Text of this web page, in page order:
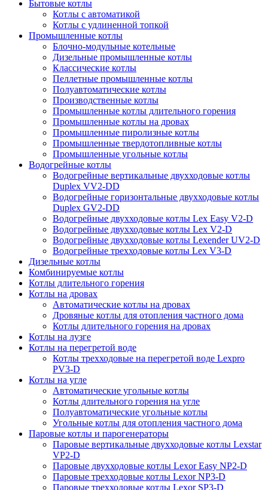
Бытовые котлы
Котлы с автоматикой
Котлы с удлиненной топкой
Промышленные котлы
Блочно-модульные котельные
Дизельные промышленные котлы
Классические котлы
Пеллетные промышленные котлы
Полуавтоматические котлы
Производственные котлы
Промышленные котлы длительного горения
Промышленные котлы на дровах
Промышленные пиролизные котлы
Промышленные твердотопливные котлы
Промышленные угольные котлы
Водогрейные котлы
Водогрейные вертикальные двухходовые котлы
Duplex VV2-DD
Водогрейные горизонтальные двухходовые котлы
Duplex GV2-DD
Водогрейные двухходовые котлы Lex Easy V2-D
Водогрейные двухходовые котлы Lex V2-D
Водогрейные двухходовые котлы Lexender UV2-D
Водогрейные трехходовые котлы Lex V3-D
Дизельные котлы
Комбинируемые котлы
Котлы длительного горения
Котлы на дровах
Автоматические котлы на дровах
Дровяные котлы для отопления частного дома
Котлы длительного горения на дровах
Котлы на лузге
Котлы на перегретой воде
Котлы трехходовые на перегретой воде Lexpro
PV3-D
Котлы на угле
Автоматические угольные котлы
Котлы длительного горения на угле
Полуавтоматические угольные котлы
Угольные котлы для отопления частного дома
Паровые котлы и парогенераторы
Паровые вертикальные двухходовые котлы Lexstar
VP2-D
Паровые двухходовые котлы Lexor Easy NP2-D
Паровые трехходовые котлы Lexor NP3-D
Паровые трехходовые котлы Lexor SP3-D